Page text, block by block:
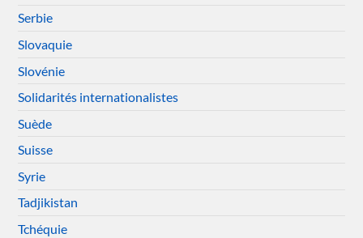
Serbie
Slovaquie
Slovénie
Solidarités internationalistes
Suède
Suisse
Syrie
Tadjikistan
Tchéquie